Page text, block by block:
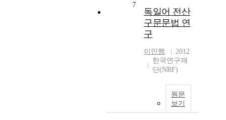
7
독일어 전산
구문문법 연
구
이민행
2012
한국연구재
단(NRF)
원문
보기